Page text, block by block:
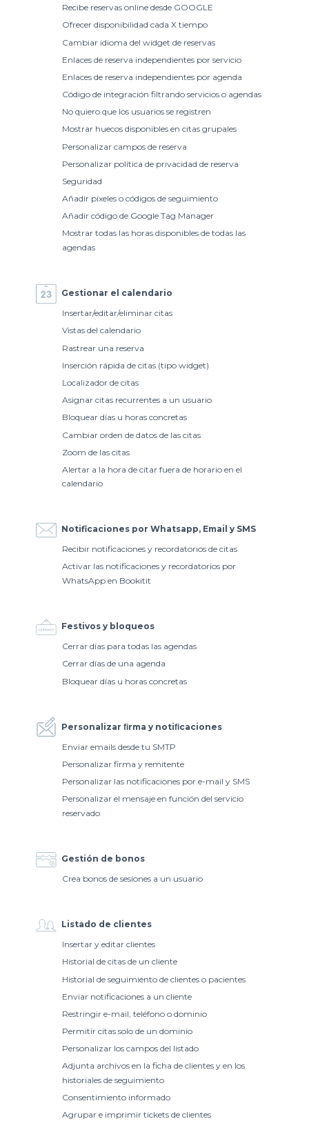
Recibe reservas online desde GOOGLE
Ofrecer disponibilidad cada X tiempo
Cambiar idioma del widget de reservas
Enlaces de reserva independientes por servicio
Enlaces de reserva independientes por agenda
Código de integración filtrando servicios o agendas
No quiero que los usuarios se registren
Mostrar huecos disponibles en citas grupales
Personalizar campos de reserva
Personalizar política de privacidad de reserva
Seguridad
Añadir píxeles o códigos de seguimiento
Añadir código de Google Tag Manager
Mostrar todas las horas disponibles de todas las
agendas
Gestionar el calendario
Insertar/editar/eliminar citas
Vistas del calendario
Rastrear una reserva
Inserción rápida de citas (tipo widget)
Localizador de citas
Asignar citas recurrentes a un usuario
Bloquear días u horas concretas
Cambiar orden de datos de las citas
Zoom de las citas
Alertar a la hora de citar fuera de horario en el
calendario
Notificaciones por Whatsapp, Email y SMS
Recibir notificaciones y recordatorios de citas
Activar las notificaciones y recordatorios por
WhatsApp en Bookitit
Festivos y bloqueos
Cerrar días para todas las agendas
Cerrar días de una agenda
Bloquear días u horas concretas
Personalizar ﬁrma y notiﬁcaciones
Enviar emails desde tu SMTP
Personalizar firma y remitente
Personalizar las notificaciones por e-mail y SMS
Personalizar el mensaje en función del servicio
reservado
Gestión de bonos
Crea bonos de sesiones a un usuario
Listado de clientes
Insertar y editar clientes
Historial de citas de un cliente
Historial de seguimiento de clientes o pacientes
Enviar notificaciones a un cliente
Restringir e-mail, teléfono o dominio
Permitir citas solo de un dominio
Personalizar los campos del listado
Adjunta archivos en la ficha de clientes y en los
historiales de seguimiento
Consentimiento informado
Agrupar e imprimir tickets de clientes